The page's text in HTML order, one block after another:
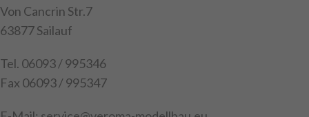
Von Cancrin Str.7
63877 Sailauf
Tel. 06093 / 995346
Fax 06093 / 995347